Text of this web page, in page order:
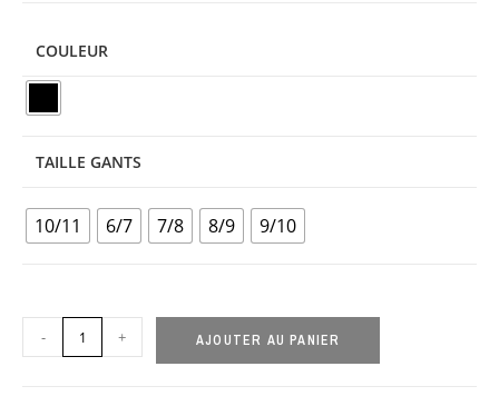
COULEUR
TAILLE GANTS
10/11 6/7 7/8 8/9 9/10
- + AJOUTER AU PANIER